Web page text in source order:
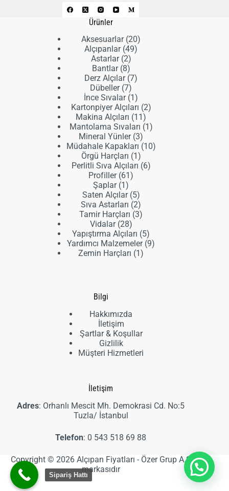
Ürünler
Aksesuarlar 2020
Alçıpanlar 4949
Astarlar 22
ürün
Bantlar 88
ürün
Derz Alçılar 77
Dübeller 77
ürün
İnce Sıvalar 11
ürün
Kartonpiyer Alçıları 22
Makina Alçıları 1111
ürün
Mantolama Sıvaları 1 1
Mineral Yünler 33
ürün
Müdahale Kapakları 1010
Örgü Harçları 1 1
ürün
Perlitli Sıva Alçıları 66
Profiller 6161
Şaplar 11
ürün
Saten Alçılar 55
ürün
Sıva Astarları 22
ürün
Tamir Harçları 33
Vidalar 2828
ürün
Yapıştırma Alçıları 55
ürün
Yardımcı Malzemeler 99
Zemin Harçları 11
Bilgi
Hakkımızda
İletişim
Şartlar & Koşullar
Gizlilik
Müşteri Hizmetleri
İletişim
Adres: Orhanlı Mescit Mh. Demokrasi Cd. No:5
Tuzla/ İstanbul
Telefon: 0 543 518 69 88
Copyright © 2026 Alçıpan Fiyatları - Özer Grup A.Ş
markasıdır
Sipariş Hattı